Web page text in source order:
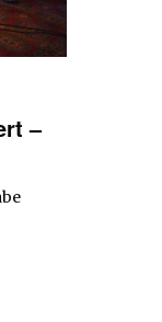
–